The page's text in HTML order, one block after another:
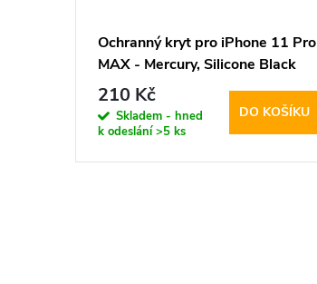
Ochranný kryt pro iPhone 11 Pro
MAX - Mercury, Silicone Black
210 Kč
Skladem - hned
k odeslání>5 ks
DO KOŠÍKU